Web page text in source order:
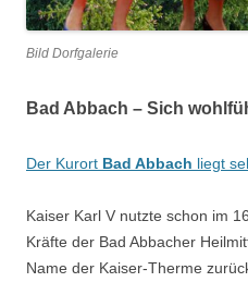
Bild Dorfgalerie
Bad Abbach – Sich
Der Kurort Bad Abbach liegt
Kaiser Karl V nutzte schon im
Kräfte der Bad Abbacher
Name der Kaiser-Therme